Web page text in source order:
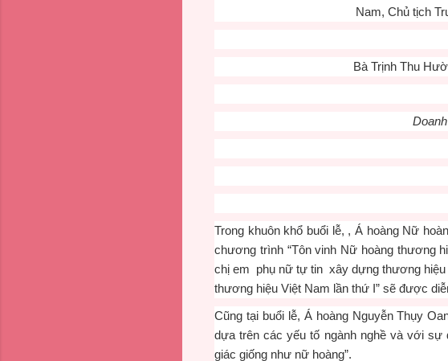
Nam, Chủ tịch
Bà Trịnh Thu
Trong khuôn khổ buổi lễ, , Á hoàng Nữ
chương trình “Tôn vinh Nữ hoàng thương
chị em phụ nữ tự tin xây dựng thương hiệu
thương hiệu Việt Nam lần thứ I” sẽ được
Cũng tại buổi lễ, Á hoàng Nguyễn Thụy
dựa trên các yếu tố ngành nghề và với sự
giác giống như nữ hoàng”.